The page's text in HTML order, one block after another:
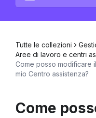
Tutte le collezioni
Aree di lavoro e centri
Come posso modificare
mio Centro assistenza?
Come